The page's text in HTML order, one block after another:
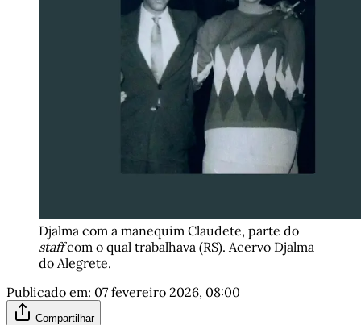
staff com o qual trabalhava (RS). Acervo Djalma
do Alegrete.
Publicado em: 07 fevereiro 2026, 08:00
Compartilhar